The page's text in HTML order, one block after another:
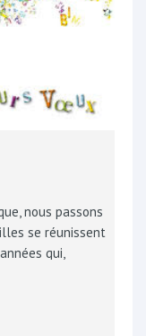
en réseau.
commerçants,
semble être un
une foire
nous passons
se réunissent
qui,
de l’année
vie de tous les